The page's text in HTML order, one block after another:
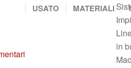
USATO MATERIALI
in